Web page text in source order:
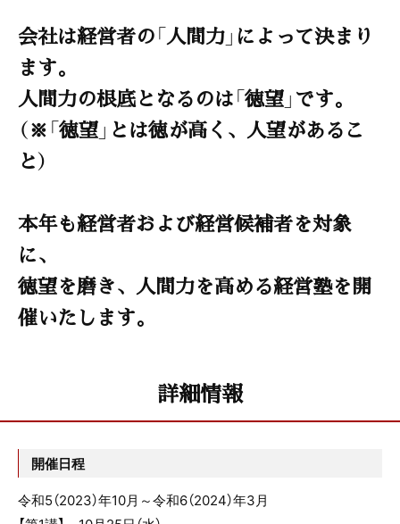
会社は経営者の「人間力」によって決まり
ます。
人間力の根底となるのは「徳望」です。
（※「徳望」とは徳が高く、人望があるこ
と）
本年も経営者および経営候補者を対象
に、
徳望を磨き、人間力を高める経営塾を開
催いたします。
詳細情報
開催日程
令和5（2023）年10月～令和6（2024）年3月